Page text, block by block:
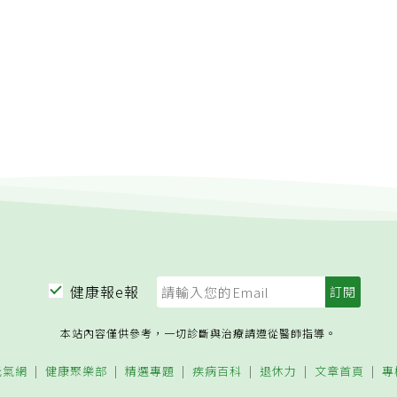
健康報e報
本站內容僅供參考，一切診斷與治療請遵從醫師指導。
網 健康聚樂部 精選專題 疾病百科 退休力 文章首頁